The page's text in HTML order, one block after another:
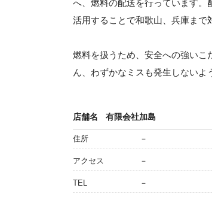
へ、燃料の配送を行っています
活用することで和歌山、兵庫まで
燃料を扱うため、安全への強いこ
ん、わずかなミスも発生しないよ
店舗名 有限会社加島
住所 －
アクセス －
TEL －